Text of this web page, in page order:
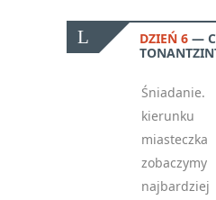
DZIEŃ 6
kierunku
miasteczka